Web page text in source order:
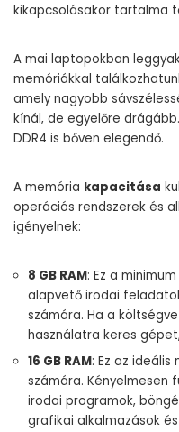
kikapcsolásakor tartalma
A mai laptopokban
memóriákkal
amely nagyobb
kínál, de egyelőre
DDR4 is bőven elegendő.
A memória kapacitása
operációs rendszerek és
igényelnek:
8 GB RAM: Ez a
alapvető irodai
számára. Ha a
használatra keres
16 GB RAM: Ez az
számára.
irodai programok,
grafikai alkalmazások